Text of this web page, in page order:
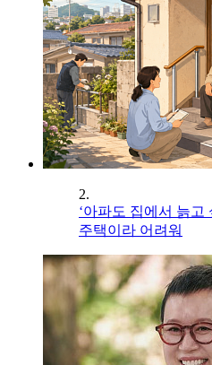
2.
‘아파도 집에서 늙
주택이라 어려워